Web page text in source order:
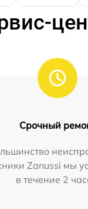
Срочный
Zanussi мы
в течение 2